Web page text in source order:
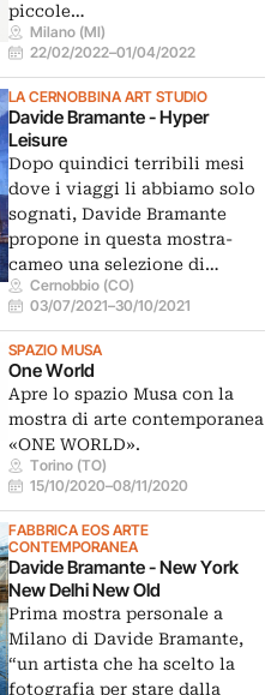
piccole…
Milano (MI)
22/02/2022–01/04/2022
LA CERNOBBINA ART STUDIO
Davide Bramante - Hyper
Leisure
Dopo quindici terribili mesi
dove i viaggi li abbiamo solo
sognati, Davide Bramante
propone in questa mostra-
cameo una selezione di…
Cernobbio (CO)
03/07/2021–30/10/2021
SPAZIO MUSA
One World
Apre lo spazio Musa con la
mostra di arte contemporanea
«ONE WORLD».
Torino (TO)
15/10/2020–08/11/2020
FABBRICA EOS ARTE
CONTEMPORANEA
Davide Bramante - New York
New Delhi New Old
Prima mostra personale a
Milano di Davide Bramante,
“un artista che ha scelto la
fotografia per stare dalla